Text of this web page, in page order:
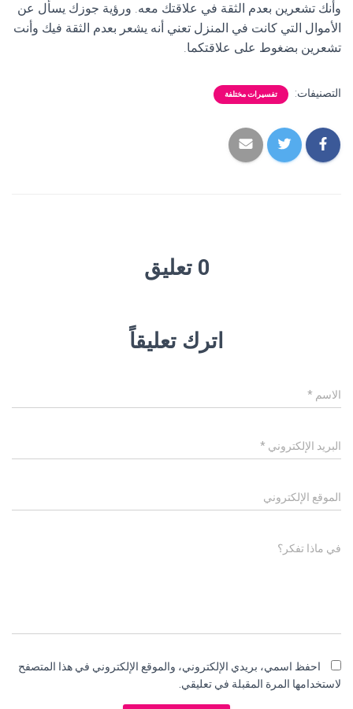
وأنك تشعرين بعدم الثقة في علاقتك معه. ورؤية جوزك يسأل عن
الأموال التي كانت في المنزل تعني أنه يشعر بعدم الثقة فيك وأنت
تشعرين بضغوط على علاقتكما.
التصنيفات: تفسيرات مختلفة
0 تعليق
اترك تعليقاً
الاسم *
البريد الإلكتروني *
الموقع الإلكتروني
في ماذا تفكر؟
احفظ اسمي، بريدي الإلكتروني، والموقع الإلكتروني في هذا المتصفح
لاستخدامها المرة المقبلة في تعليقي.